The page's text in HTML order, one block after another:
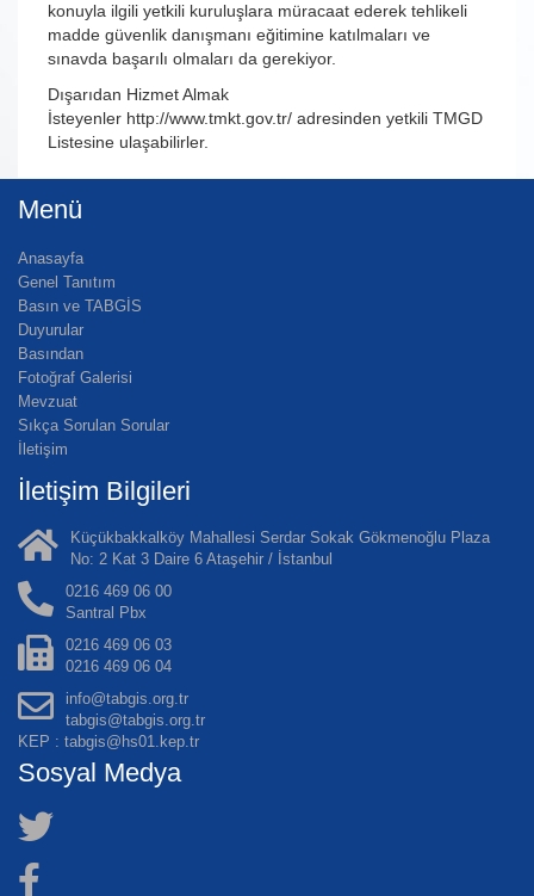
konuyla ilgili yetkili kuruluşlara müracaat ederek tehlikeli
madde güvenlik danışmanı eğitimine katılmaları ve
sınavda başarılı olmaları da gerekiyor.
Dışarıdan Hizmet Almak
İsteyenler http://www.tmkt.gov.tr/ adresinden yetkili TMGD
Listesine ulaşabilirler.
Menü
Anasayfa
Genel Tanıtım
Basın ve TABGİS
Duyurular
Basından
Fotoğraf Galerisi
Mevzuat
Sıkça Sorulan Sorular
İletişim
İletişim Bilgileri
Küçükbakkalköy Mahallesi Serdar Sokak Gökmenoğlu Plaza
No: 2 Kat 3 Daire 6 Ataşehir / İstanbul
0216 469 06 00
Santral Pbx
0216 469 06 03
0216 469 06 04
info@tabgis.org.tr
tabgis@tabgis.org.tr
KEP : tabgis@hs01.kep.tr
Sosyal Medya